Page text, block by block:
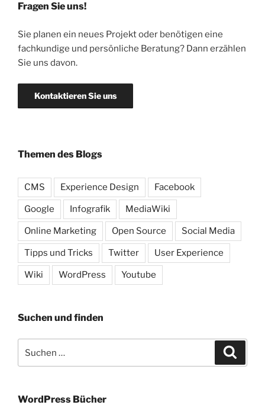
Fragen Sie uns!
Sie planen ein neues Projekt oder benötigen eine
fachkundige und persönliche Beratung? Dann erzählen
Sie uns davon.
Kontaktieren Sie uns
Themen des Blogs
CMS Experience Design Facebook
Google Infografik MediaWiki
Online Marketing Open Source Social Media
Tipps und Tricks Twitter User Experience
Wiki WordPress Youtube
Suchen und finden
nach:
WordPress Bücher